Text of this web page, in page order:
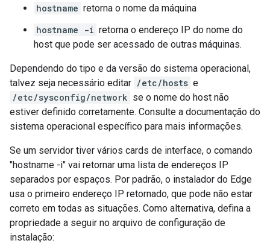
hostname retorna o nome da máquina
hostname -i retorna o endereço IP do nome do
host que pode ser acessado de outras máquinas.
Dependendo do tipo e da versão do sistema operacional,
talvez seja necessário editar /etc/hosts e
/etc/sysconfig/network se o nome do host não
estiver definido corretamente. Consulte a documentação do
sistema operacional específico para mais informações.
Se um servidor tiver vários cards de interface, o comando
"hostname -i" vai retornar uma lista de endereços IP
separados por espaços. Por padrão, o instalador do Edge
usa o primeiro endereço IP retornado, que pode não estar
correto em todas as situações. Como alternativa, defina a
propriedade a seguir no arquivo de configuração de
instalação: